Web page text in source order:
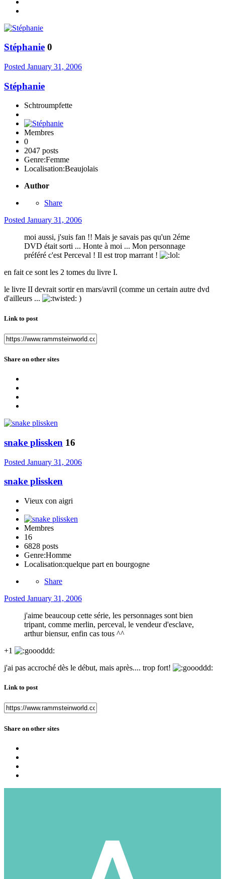
Stéphanie 0
Posted January 31, 2006
Stéphanie
Schtroumpfette
Membres
0
2047 posts
Genre:Femme
Localisation:Beaujolais
Author
Share
Posted January 31, 2006
moi aussi, j'suis fan !! Mais je savais pas qu'un 2éme
DVD était sorti ... Honte à moi ... Mon personnage
préféré c'est Perceval ! Il est trop marrant !
en fait ce sont les 2 tomes du livre I.
le livre II devrait sortir en mars/avril (comme un certain autre dvd
d'ailleurs ...
)
Link to post
Share on other sites
snake plissken 16
Posted January 31, 2006
snake plissken
Vieux con aigri
Membres
16
6828 posts
Genre:Homme
Localisation:quelque part en bourgogne
Share
Posted January 31, 2006
j'aime beaucoup cette série, les personnages sont bien
tripant, comme merlin, perceval, le vendeur d'esclave,
arthur biensur, enfin cas tous ^^
+1
j'ai pas accroché dès le début, mais après.... trop fort!
Link to post
Share on other sites